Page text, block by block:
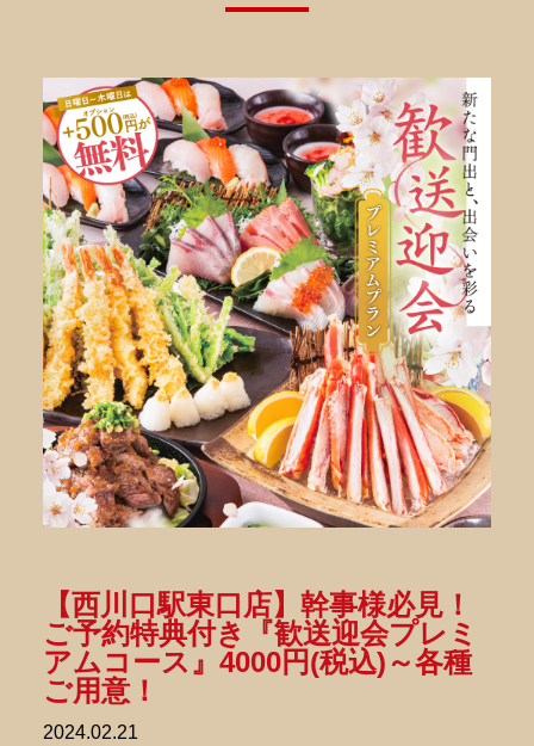
2024.02.21
【西川口駅東口店】幹事様必見！
ご予約特典付き『歓送迎会プレミ
アムコース』4000円(税込)～各種
ご用意！